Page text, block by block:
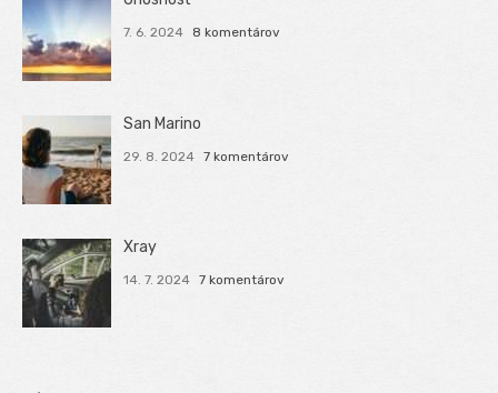
7. 6. 2024 8 komentárov
San Marino
29. 8. 2024 7 komentárov
Xray
14. 7. 2024 7 komentárov